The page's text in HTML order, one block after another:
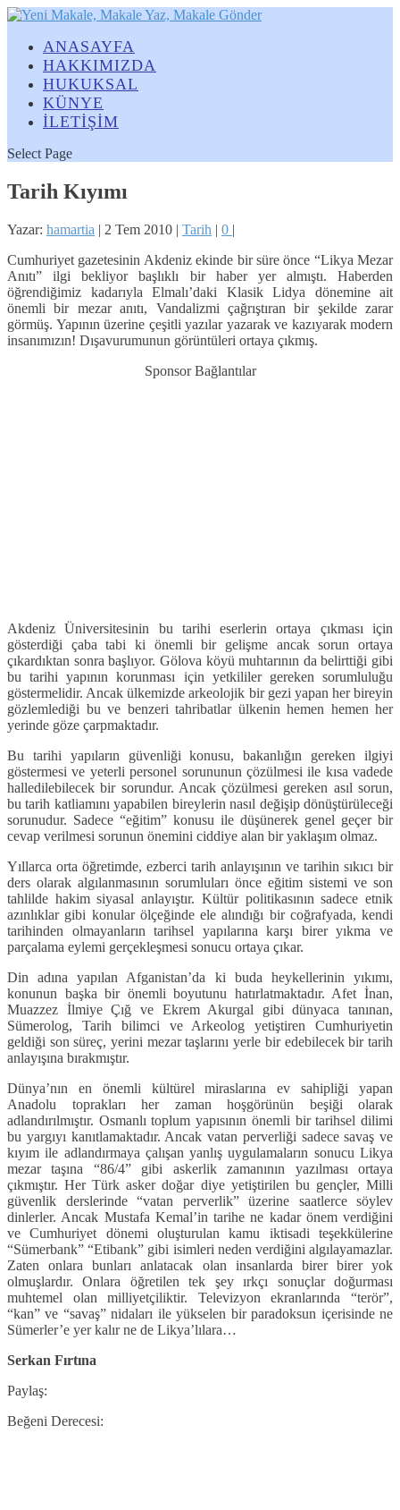
ANASAYFA
HAKKIMIZDA
HUKUKSAL
KÜNYE
İLETİŞİM
Select Page
Tarih Kıyımı
Yazar: hamartia | 2 Tem 2010 | Tarih | 0 |
Cumhuriyet gazetesinin Akdeniz ekinde bir süre önce “Likya Mezar
Anıtı” ilgi bekliyor başlıklı bir haber yer almıştı. Haberden
öğrendiğimiz kadarıyla Elmalı’daki Klasik Lidya dönemine ait
önemli bir mezar anıtı, Vandalizmi çağrıştıran bir şekilde zarar
görmüş. Yapının üzerine çeşitli yazılar yazarak ve kazıyarak modern
insanımızın! Dışavurumunun görüntüleri ortaya çıkmış.
Sponsor Bağlantılar
Akdeniz Üniversitesinin bu tarihi eserlerin ortaya çıkması için
gösterdiği çaba tabi ki önemli bir gelişme ancak sorun ortaya
çıkardıktan sonra başlıyor. Gölova köyü muhtarının da belirttiği gibi
bu tarihi yapının korunması için yetkililer gereken sorumluluğu
göstermelidir. Ancak ülkemizde arkeolojik bir gezi yapan her bireyin
gözlemlediği bu ve benzeri tahribatlar ülkenin hemen hemen her
yerinde göze çarpmaktadır.
Bu tarihi yapıların güvenliği konusu, bakanlığın gereken ilgiyi
göstermesi ve yeterli personel sorununun çözülmesi ile kısa vadede
halledilebilecek bir sorundur. Ancak çözülmesi gereken asıl sorun,
bu tarih katliamını yapabilen bireylerin nasıl değişip dönüştürüleceği
sorunudur. Sadece “eğitim” konusu ile düşünerek genel geçer bir
cevap verilmesi sorunun önemini ciddiye alan bir yaklaşım olmaz.
Yıllarca orta öğretimde, ezberci tarih anlayışının ve tarihin sıkıcı bir
ders olarak algılanmasının sorumluları önce eğitim sistemi ve son
tahlilde hakim siyasal anlayıştır. Kültür politikasının sadece etnik
azınlıklar gibi konular ölçeğinde ele alındığı bir coğrafyada, kendi
tarihinden olmayanların tarihsel yapılarına karşı birer yıkma ve
parçalama eylemi gerçekleşmesi sonucu ortaya çıkar.
Din adına yapılan Afganistan’da ki buda heykellerinin yıkımı,
konunun başka bir önemli boyutunu hatırlatmaktadır. Afet İnan,
Muazzez İlmiye Çığ ve Ekrem Akurgal gibi dünyaca tanınan,
Sümerolog, Tarih bilimci ve Arkeolog yetiştiren Cumhuriyetin
geldiği son süreç, yerini mezar taşlarını yerle bir edebilecek bir tarih
anlayışına bırakmıştır.
Dünya’nın en önemli kültürel miraslarına ev sahipliği yapan
Anadolu toprakları her zaman hoşgörünün beşiği olarak
adlandırılmıştır. Osmanlı toplum yapısının önemli bir tarihsel dilimi
bu yargıyı kanıtlamaktadır. Ancak vatan perverliği sadece savaş ve
kıyım ile adlandırmaya çalışan yanlış uygulamaların sonucu Likya
mezar taşına “86/4” gibi askerlik zamanının yazılması ortaya
çıkmıştır. Her Türk asker doğar diye yetiştirilen bu gençler, Milli
güvenlik derslerinde “vatan perverlik” üzerine saatlerce söylev
dinlerler. Ancak Mustafa Kemal’in tarihe ne kadar önem verdiğini
ve Cumhuriyet dönemi oluşturulan kamu iktisadi teşekkülerine
“Sümerbank” “Etibank” gibi isimleri neden verdiğini algılayamazlar.
Zaten onlara bunları anlatacak olan insanlarda birer birer yok
olmuşlardır. Onlara öğretilen tek şey ırkçı sonuçlar doğurması
muhtemel olan milliyetçiliktir. Televizyon ekranlarında “terör”,
“kan” ve “savaş” nidaları ile yükselen bir paradoksun içerisinde ne
Sümerler’e yer kalır ne de Likya’lılara…
Serkan Fırtına
Paylaş:
Beğeni Derecesi: